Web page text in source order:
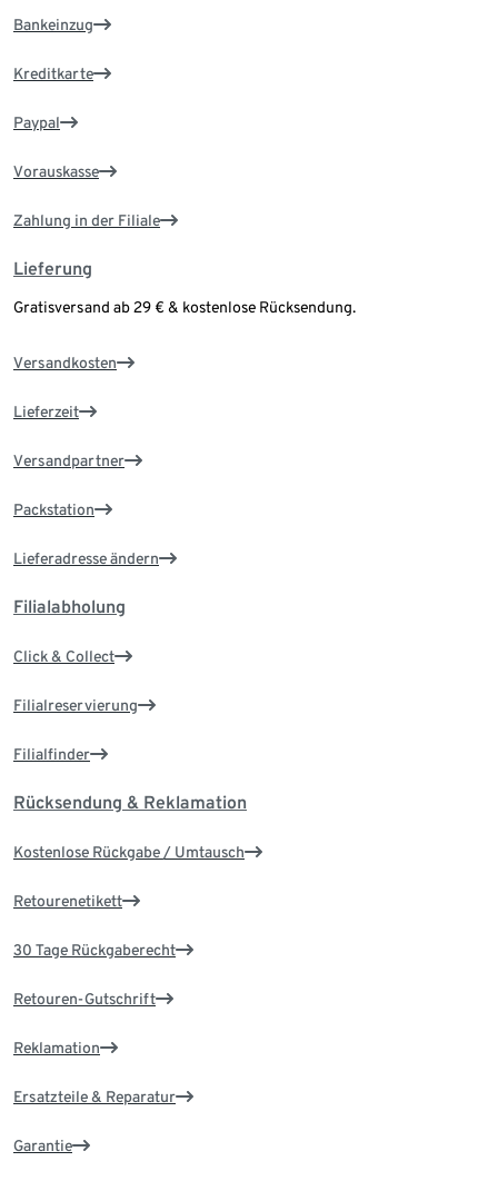
Bankeinzug
Kreditkarte
Paypal
Vorauskasse
Zahlung in der Filiale
Lieferung
Gratisversand ab 29 € & kostenlose Rücksendung.
Versandkosten
Lieferzeit
Versandpartner
Packstation
Lieferadresse ändern
Filialabholung
Click & Collect
Filialreservierung
Filialfinder
Rücksendung & Reklamation
Kostenlose Rückgabe / Umtausch
Retourenetikett
30 Tage Rückgaberecht
Retouren-Gutschrift
Reklamation
Ersatzteile & Reparatur
Garantie